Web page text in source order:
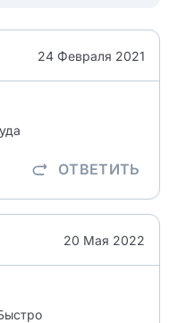
24 Февраля 2021
ОТВЕТИТЬ
20 Мая 2022
отзыва
отзыва